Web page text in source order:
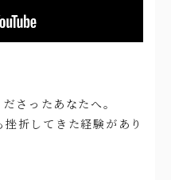
さったあなたへ。
折してきた経験があり